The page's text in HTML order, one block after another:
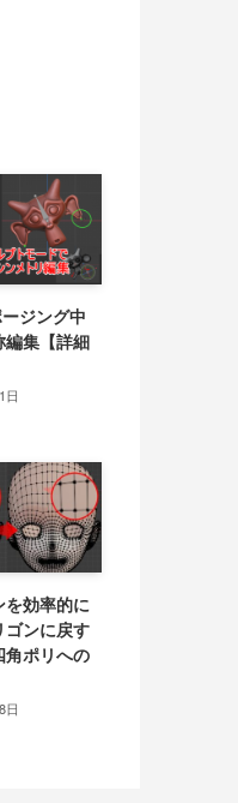
ジング中
編集【詳細
日
を効率的に
ゴンに戻す
角ポリへの
日